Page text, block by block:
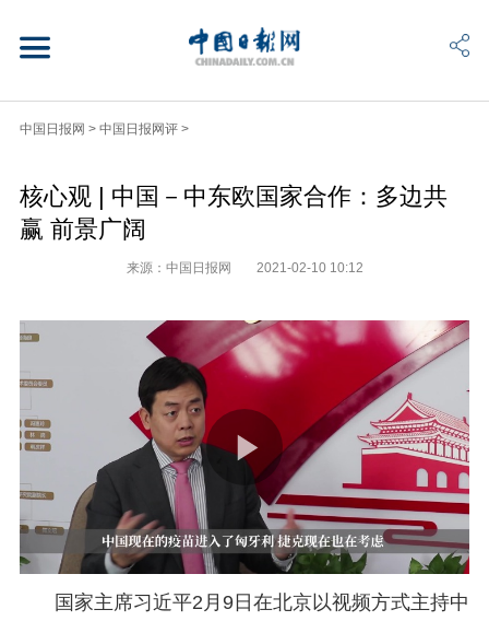
中国日报网 > 中国日报网评>
核心观 | 中国－中东欧国家合作：多边共
赢 前景广阔
来源：中国日报网 2021-02-10 10:12
国家主席习近平2月9日在北京以视频方式主持中